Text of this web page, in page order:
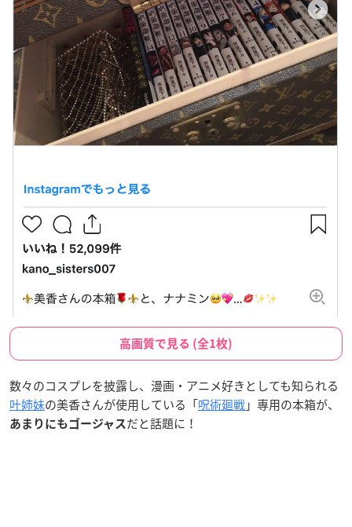
高画質で見る (全1枚)
数々のコスプレを披露し、漫画・アニメ好きとしても知られる
叶姉妹の美香さんが使用している「呪術廻戦」専用の本箱が、
あまりにもゴージャス だと話題に！